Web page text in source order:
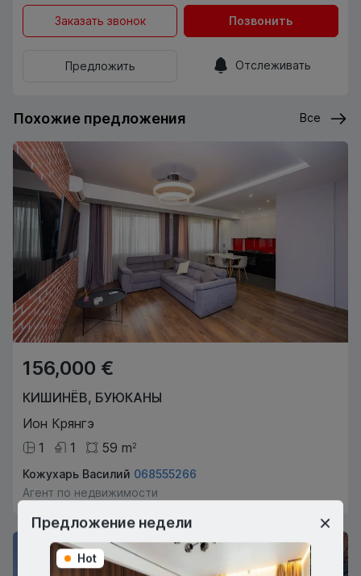
Заказать звонок Позвонить
Предложить Отслеживать
Похожие предложения Все
156,000 €
КИШИНЁВ, БУЮКАНЫ
Ион Крянгэ
1
1 59 m2
Кожухарь Василий 068555266
Агент по недвижимости
Предложение недели
Hot Hot